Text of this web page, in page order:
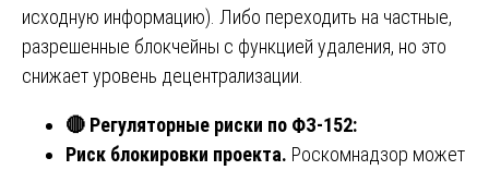
исходную информацию). Либо переходить на частные,
разрешенные блокчейны с функцией удаления, но это
снижает уровень децентрализации.
🔴 Регуляторные риски по ФЗ-152:
Риск блокировки проекта. Роскомнадзор может